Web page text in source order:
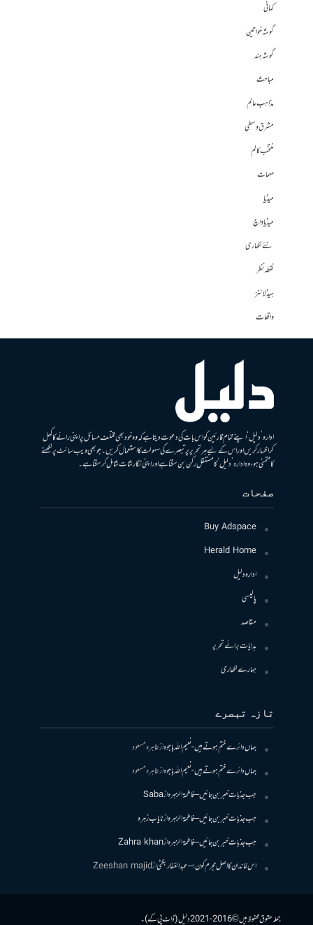
کہانی
گوشہ خواتین
گوشہ ہند
مباحث
مذاہب عالم
مشرق وسطی
منتخب کالم
مہمات
میڈیا
میڈیا واچ
نئے لکھاری
نقطہ نظر
ہیڈلائنز
واقعات
ادارہ ’دلیل‘ اپنے تمام قارئین کو اس بات کی دعوت دیتا ہے کہ وہ خود بھی مختلف مسائل پر اپنی رائے کا کھل
کر اظہار کریں اور اس کے لیے ہر تحریر پر تبصرے کی سہولت کا استعمال کریں۔ جو بھی ویب سائٹ پر لکھنے
کا متمنی ہو، وہ ادارہ ’دلیل‘ کا مستقل رکن بن سکتا ہے اور اپنی نگارشات شامل کرسکتا ہے۔
صفحات
Buy Adspace
Herald Home
ادارہ دلیل
پالیسی
مقاصد
ہدایات برائے تحریر
ہمارے لکھاری
تازہ تبصرے
جہاں دائرے ختم ہوتے ہیں- نعیم اللہ باجوہازطاہرہ مسعود
جہاں دائرے ختم ہوتے ہیں- نعیم اللہ باجوہازطاہرہ مسعود
جب جذبات خبر بن جائیں – فاطمۃالزہرہازSaba
جب جذبات خبر بن جائیں – فاطمۃالزہرہازنایاب زہرہ
جب جذبات خبر بن جائیں – فاطمۃالزہرہازZahra khan
اس خاندان کا اصل مجرم کون! – عبدالغفار بگٹیازZeeshan majid
جملہ حقوق محفوظ ہیں © 2016-2021 دلیل (ڈاٹ پی کے)۔